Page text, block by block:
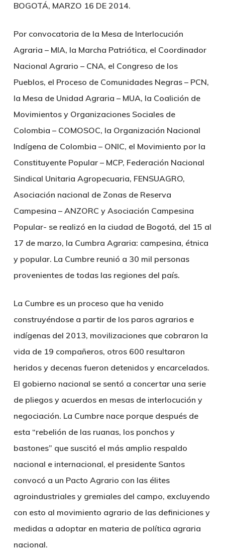
BOGOTÁ, MARZO 16 DE 2014.
Por convocatoria de la Mesa de Interlocución
Agraria – MIA, la Marcha Patriótica, el Coordinador
Nacional Agrario – CNA, el Congreso de los
Pueblos, el Proceso de Comunidades Negras – PCN,
la Mesa de Unidad Agraria – MUA, la Coalición de
Movimientos y Organizaciones Sociales de
Colombia – COMOSOC, la Organización Nacional
Indígena de Colombia – ONIC, el Movimiento por la
Constituyente Popular – MCP, Federación Nacional
Sindical Unitaria Agropecuaria, FENSUAGRO,
Asociación nacional de Zonas de Reserva
Campesina – ANZORC y Asociación Campesina
Popular- se realizó en la ciudad de Bogotá, del 15 al
17 de marzo, la Cumbra Agraria: campesina, étnica
y popular. La Cumbre reunió a 30 mil personas
provenientes de todas las regiones del país.
La Cumbre es un proceso que ha venido
construyéndose a partir de los paros agrarios e
indígenas del 2013, movilizaciones que cobraron la
vida de 19 compañeros, otros 600 resultaron
heridos y decenas fueron detenidos y encarcelados.
El gobierno nacional se sentó a concertar una serie
de pliegos y acuerdos en mesas de interlocución y
negociación. La Cumbre nace porque después de
esta “rebelión de las ruanas, los ponchos y
bastones” que suscitó el más amplio respaldo
nacional e internacional, el presidente Santos
convocó a un Pacto Agrario con las élites
agroindustriales y gremiales del campo, excluyendo
con esto al movimiento agrario de las definiciones y
medidas a adoptar en materia de política agraria
nacional.